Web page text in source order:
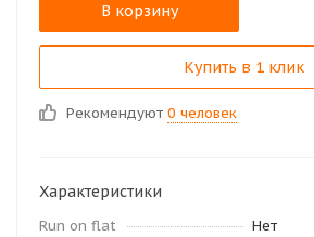
В корзину
Купить в 1 клик
Рекомендуют 0 человек
Характеристики
Run on flat
Нет